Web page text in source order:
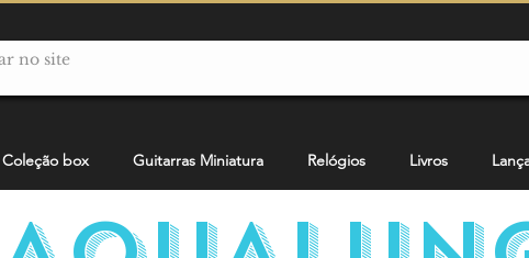
Coleção box Guitarras Miniatura Relógios Livros